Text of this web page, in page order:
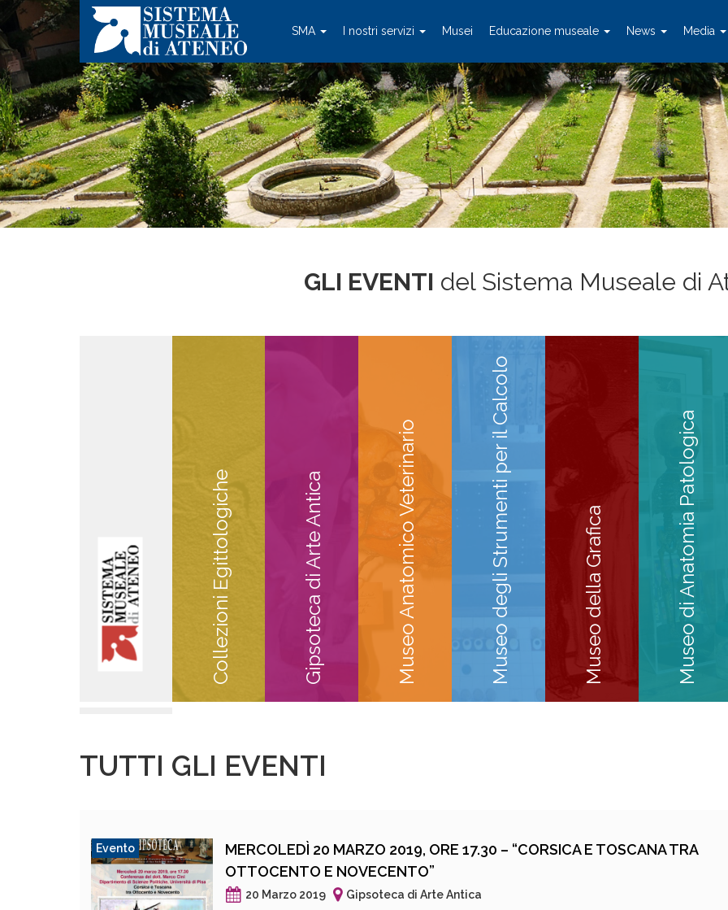
SMA I nostri servizi Musei Educazione museale News Media
GLI EVENTI del Sistema Museale di
Collezioni Egittologiche Gipsoteca di Arte Antica Museo Anatomico Veterinario Museo degli Strumenti per il Calcolo Museo della Grafica Museo di Anatomia Patologica
TUTTI GLI EVENTI
Evento
MERCOLEDÌ 20 MARZO 2019, ORE 17.30 – “CORSICA E TOSCANA TRA
OTTOCENTO E NOVECENTO”
20 Marzo 2019
Gipsoteca di Arte Antica